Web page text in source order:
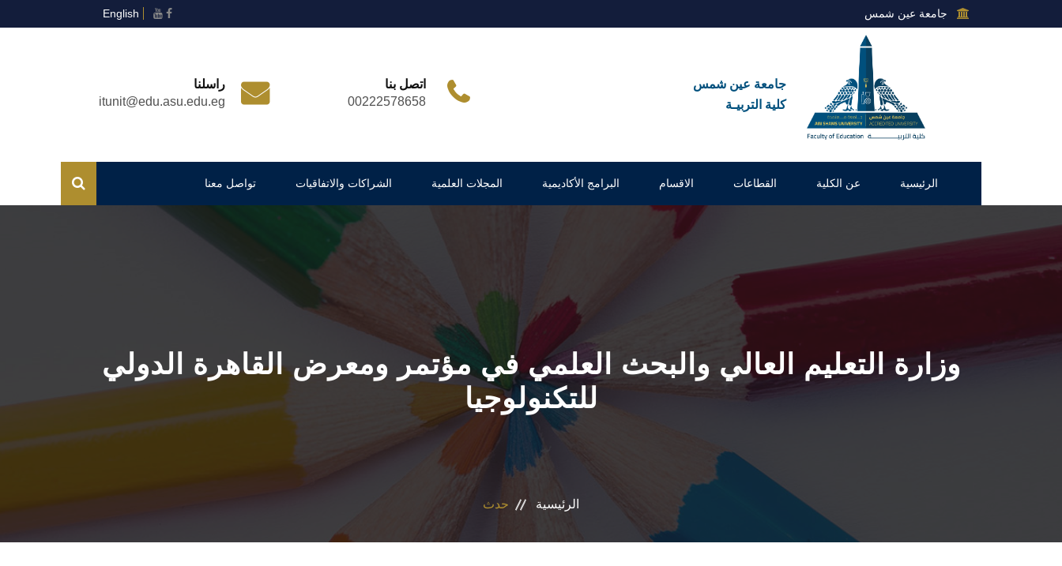
جامعة عين شمس English
جامعة عين شمس
كلية التربيـة
اتصل بنا
00222578658
راسلنا
itunit@edu.asu.edu.eg
الرئيسية عن الكلية القطاعات الاقسام البرامج الأكاديمية المجلات العلمية الشراكات والاتفاقيات تواصل معنا
وزارة التعليم العالي والبحث العلمي في مؤتمر ومعرض القاهرة الدولي
للتكنولوجيا
الرئيسية حدث